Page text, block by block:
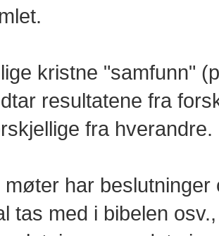
kristne "samfunn"
resultatene fra
fra hverandre.
møter har
tas med i bibelen